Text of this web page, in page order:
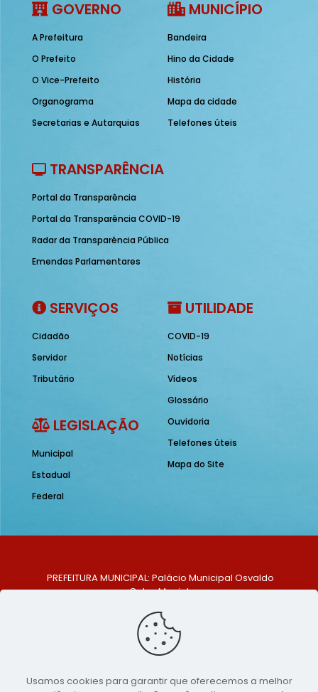
GOVERNO
A Prefeitura
O Prefeito
O Vice-Prefeito
Organograma
Secretarias e Autarquias
MUNICÍPIO
Bandeira
Hino da Cidade
História
Mapa da cidade
Telefones úteis
TRANSPARÊNCIA
Portal da Transparência
Portal da Transparência COVID-19
Radar da Transparência Pública
Emendas Parlamentares
SERVIÇOS
Cidadão
Servidor
Tributário
LEGISLAÇÃO
Municipal
Estadual
Federal
UTILIDADE
COVID-19
Notícias
Vídeos
Glossário
Ouvidoria
Telefones úteis
Mapa do Site
PREFEITURA MUNICIPAL: Palácio Municipal Osvaldo
Celso Maciel
Centro, São Bento do Una - PE. CEP: 553370-128
TELEFONE: (81) 99548-1569
E-MAIL: ouvidoria@saobentodouna.pe.gov.br
Usamos cookies para garantir que oferecemos a melhor